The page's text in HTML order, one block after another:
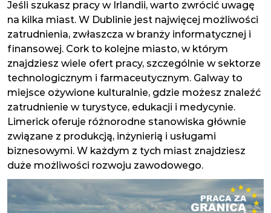
Jeśli szukasz pracy w Irlandii, warto zwrócić uwagę
na kilka miast. W Dublinie jest najwięcej możliwości
zatrudnienia, zwłaszcza w branży informatycznej i
finansowej. Cork to kolejne miasto, w którym
znajdziesz wiele ofert pracy, szczególnie w sektorze
technologicznym i farmaceutycznym. Galway to
miejsce ożywione kulturalnie, gdzie możesz znaleźć
zatrudnienie w turystyce, edukacji i medycynie.
Limerick oferuje różnorodne stanowiska głównie
związane z produkcją, inżynierią i usługami
biznesowymi. W każdym z tych miast znajdziesz
duże możliwości rozwoju zawodowego.